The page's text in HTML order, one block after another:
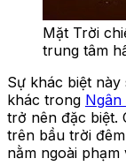
Mặt Trời
trung tâm
Sự khác biệt
khác trong Ngân
trở nên đặc biệt.
trên bầu trời
nằm ngoài phạm